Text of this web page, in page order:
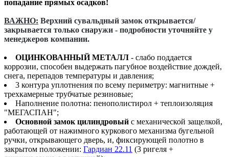
попадание прямых осадков!
ВАЖНО: Верхний сувальдный замок открывается/
закрывается только снаружи - подробности уточняйте у
менеджеров компании.
ОЦИНКОВАННЫЙ МЕТАЛЛ - слабо поддается
коррозии, способен выдержать пагубное воздействие дождей,
снега, перепадов температуры и давления;
3 контура уплотнения по всему периметру: магнитные +
трехкамерные трубчатые резиновые;
Наполнение полотна: пенополистирол + теплоизоляция
"МЕГАСПАН";
Основной замок цилиндровый с механической защелкой,
работающей от нажимного куркового механизма бугельной
ручки, открывающего дверь, и, фиксирующей полотно в
закрытом положении: Гардиан 22.11 (3 ригеля +